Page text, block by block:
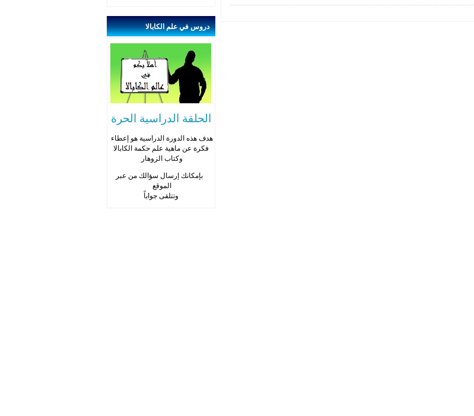
دروسفي علم الكابالا
الحلقة الدراسية الحرة
هدف هذه الدورة الدراسية هو إعطاء
فكرة عن ماهية علم حكمة الكابالا
وكتاب الزوهار
بإمكانك إرسال سؤالك من عبر
الموقع
وتتلقى جواباً